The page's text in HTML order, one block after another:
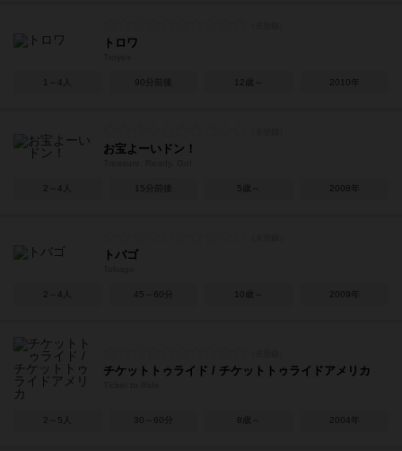
トロワ
1～4人 90分前後 12歳～ 2010年
お宝よーいドン！
2～4人 15分前後 5歳～ 2008年
トバゴ
2～4人 45～60分 10歳～ 2009年
チケットトゥライド / チケットトゥライドアメリカ
2～5人 30～60分 8歳～ 2004年